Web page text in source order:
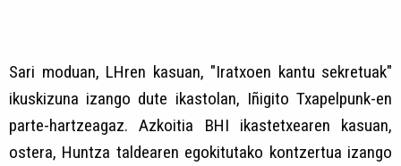
Sari moduan, LHren kasuan, "Iratxoen kantu sekretuak"
ikuskizuna izango dute ikastolan, Iñigito Txapelpunk-en
parte-hartzeagaz. Azkoitia BHI ikastetxearen kasuan,
ostera, Huntza taldearen egokitutako kontzertua izango